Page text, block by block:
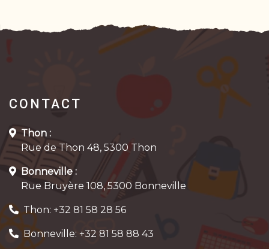
CONTACT
Thon :
Rue de Thon 48, 5300 Thon
Bonneville :
Rue Bruyère 108, 5300 Bonneville
Thon: +32 81 58 28 56
Bonneville: +32 81 58 88 43